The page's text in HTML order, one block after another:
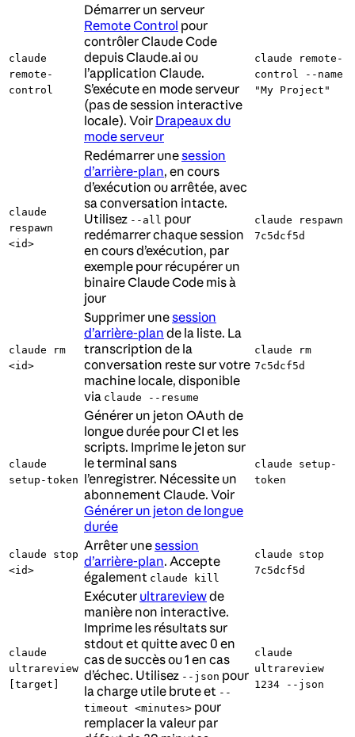
claude
remote-
control
Démarrer un serveur
Remote Control pour
contrôler Claude Code
depuis Claude.ai ou
l’application Claude.
S’exécute en mode serveur
(pas de session interactive
locale). Voir Drapeaux du
mode serveur
claude remote-
control --name
"My Project"
claude
respawn
<id>
Redémarrer unesession
d’arrière-plan, en cours
d’exécution ou arrêtée, avec
sa conversation intacte.
Utilisez --all pour
redémarrer chaque session
en cours d’exécution, par
exemple pour récupérer un
binaire Claude Code mis à
jour
claude respawn
7c5dcf5d
claude rm
<id>
Supprimer unesession
d’arrière-plan de la liste. La
transcription de la
conversation reste sur votre
machine locale, disponible
via claude --resume
claude rm
7c5dcf5d
claude
setup-token
Générer un jeton OAuth de
longue durée pour CI et les
scripts. Imprime le jeton sur
le terminal sans
l’enregistrer. Nécessite un
abonnement Claude. Voir
Générer un jeton de longue
durée
claude setup-
token
claude stop
<id>
Arrêter unesession
d’arrière-plan. Accepte
également claude kill
claude stop
7c5dcf5d
claude
ultrareview
[target]
Exécuter ultrareviewde
manière non interactive.
Imprime les résultats sur
stdout et quitte avec 0 en
cas de succès ou 1 en cas
d’échec. Utilisez --json pour
la charge utile brute et --
timeout <minutes> pour
remplacer la valeur par
claude
ultrareview
1234 --json